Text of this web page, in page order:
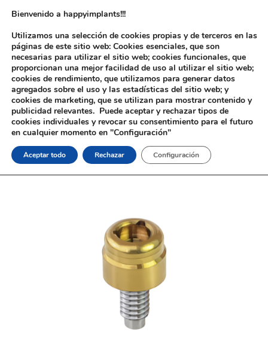
Inicio/Implantología/Aditamentos Analógicos/Zimmer®/ Pilar
Tipo Locator® Zimmer®
Bienvenido a happyimplants!!!
Utilizamos una selección de cookies propias y de terceros en las
páginas de este sitio web: Cookies esenciales, que son
necesarias para utilizar el sitio web; cookies funcionales, que
proporcionan una mejor facilidad de uso al utilizar el sitio web;
cookies de rendimiento, que utilizamos para generar datos
agregados sobre el uso y las estadísticas del sitio web; y
cookies de marketing, que se utilizan para mostrar contenido y
publicidad relevantes. Puede aceptar y rechazar tipos de
cookies individuales y revocar su consentimiento para el futuro
en cualquier momento en "Configuración"
Aceptar todo Rechazar Configuración